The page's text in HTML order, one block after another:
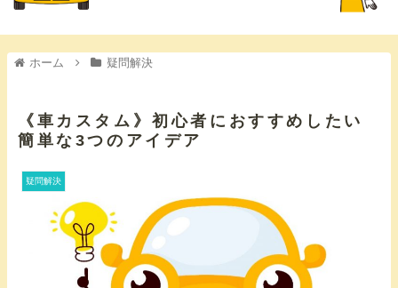
ホーム 疑問解決
《車カスタム》初心者におすすめしたい
簡単な3つのアイデア
疑問解決